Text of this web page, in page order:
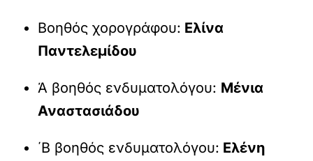
Βοηθός χορογράφου: Ελίνα
Παντελεμίδου
Ά βοηθός ενδυματολόγου: Μένια
Αναστασιάδου
΄Β βοηθός ενδυματολόγου: Ελένη